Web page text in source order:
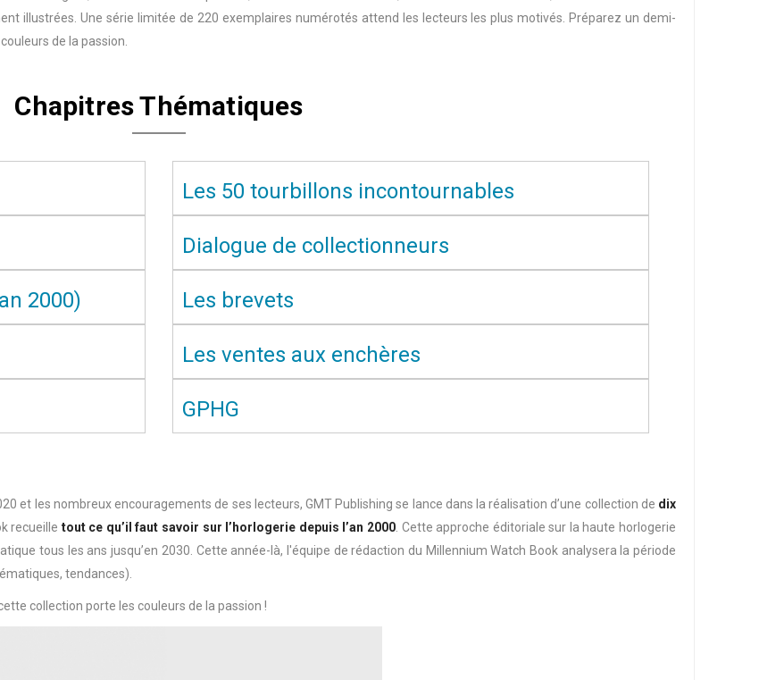
illustrées. Une série limitée de 220 exemplaires numérotés attend les lecteurs les plus motivés. Préparez un demi-
de la passion.
Chapitres Thématiques
2000)
Les 50 tourbillons incontournables
Dialogue de collectionneurs
Les brevets
Les ventes aux enchères
GPHG
et les nombreux encouragements de ses lecteurs, GMT Publishing se lance dans la réalisation d’une collection de dix
recueille tout ce qu’il faut savoir sur l’horlogerie depuis l’an 2000. Cette approche éditoriale sur la haute horlogerie
tous les ans jusqu’en 2030. Cette année-là, l'équipe de rédaction du Millennium Watch Book analysera la période
tendances).
collection porte les couleurs de la passion !